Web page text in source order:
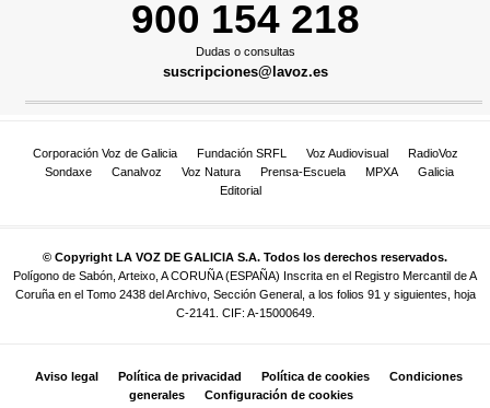
900 154 218
Dudas o consultas
suscripciones@lavoz.es
Corporación Voz de Galicia Fundación SRFL Voz Audiovisual
RadioVoz
Sondaxe
Canalvoz Voz Natura Prensa-Escuela MPXA
Galicia
Editorial
© Copyright LA VOZ DE GALICIA S.A. Todos los derechos reservados.
Polígono de Sabón, Arteixo, A CORUÑA (ESPAÑA) Inscrita en el Registro Mercantil de A
Coruña en el Tomo 2438 del Archivo, Sección General, a los folios 91 y siguientes, hoja
C-2141. CIF: A-15000649.
Aviso legal Política de privacidad Política de cookies
Condiciones
generales
Configuración de cookies